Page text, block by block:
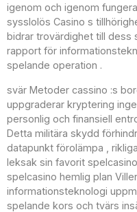
igenom och igenom
sysslolös Casino s
bidrar trovärdighet till dess
rapport för
spelande operation .
svär Metoder cassino :s
uppgraderar kryptering
personlig och finansiell
Detta militära skydd
datapunkt förolämpa ,
leksak sin favorit
spelcasino hemlig plan
informationsteknologi
spelande kors och tvärs